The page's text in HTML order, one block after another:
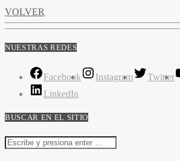
VOLVER
NUESTRAS REDES
Facebook Instagram Twitter
LinkedIn
BUSCAR EN EL SITIO